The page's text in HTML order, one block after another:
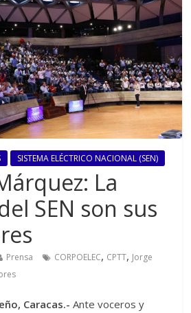
SISTEMA ELÉCTRICO NACIONAL (SEN)
La
SEN son sus
Prensa CORPOELEC, CPTT, Jorge
Caracas.-Ante voceros y